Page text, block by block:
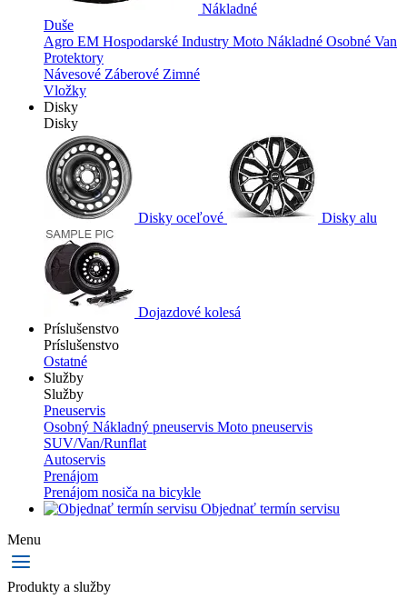
Nákladné
Duše
Agro EM Hospodarské Industry Moto Nákladné Osobné Van
Protektory
Návesové Záberové Zimné
Vložky
Disky
Disky
Disky oceľové Disky alu
Dojazdové kolesá
Príslušenstvo
Príslušenstvo
Ostatné
Služby
Služby
Pneuservis
Osobný Nákladný pneuservis Moto pneuservis
SUV/Van/Runflat
Autoservis
Prenájom
Prenájom nosiča na bicykle
Objednať termín servisu
Menu
Produkty a služby